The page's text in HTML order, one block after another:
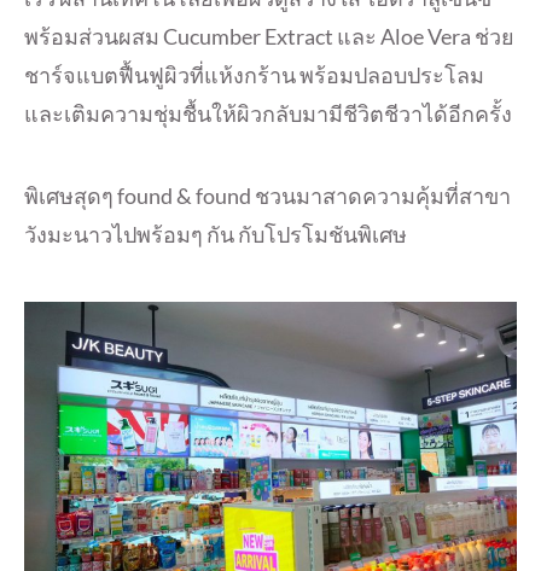
พร้อมส่วนผสม Cucumber Extract และ Aloe Vera ช่วย
ชาร์จแบตฟื้นฟูผิวที่แห้งกร้าน พร้อมปลอบประโลม
และเติมความชุ่มชื้นให้ผิวกลับมามีชีวิตชีวาได้อีกครั้ง
พิเศษสุดๆ found & found ชวนมาสาดความคุ้มที่สาขา
วังมะนาวไปพร้อมๆ กัน กับโปรโมชันพิเศษ